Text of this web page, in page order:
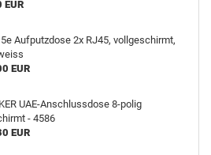
EUR
5e Aufputzdose 2x RJ45, vollgeschirmt,
EUR
UAE-Anschlussdose 8-polig
- 4586
EUR